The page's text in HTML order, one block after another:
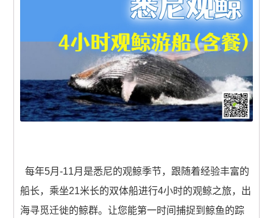
郵輪 (中國）
澳洲出发含机票(中國)
0 items $0.00
每年5月-11月是悉尼的观鲸季节，跟随着经验丰富的
船长，乘坐21米长的双体船进行4小时的观鲸之旅，出
海寻觅迁徙的鲸群。让您能第一时间捕捉到鲸鱼的踪